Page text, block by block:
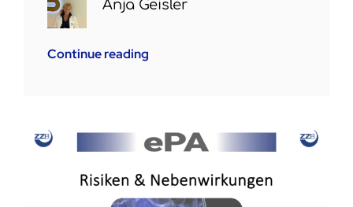
Anja Geisler
Continue reading